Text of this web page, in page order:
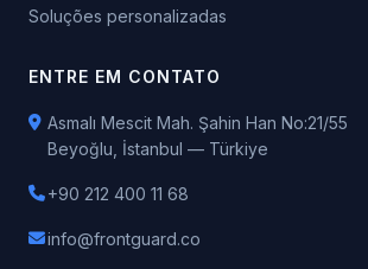
Soluções personalizadas
ENTRE EM CONTATO
Asmalı Mescit Mah. Şahin Han No:21/55
Beyoğlu, İstanbul — Türkiye
+90 212 400 11 68
info@frontguard.co